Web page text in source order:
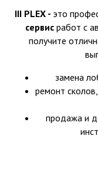
III PLEX - это
сервис работ с
получите
замена
ремонт
продажа и